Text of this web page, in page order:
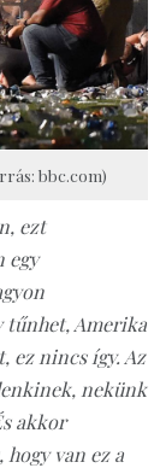
bbc.com)
ezt
egy
tűnhet, Amerika
ez nincs így. Az
nekünk
akkor
van ez a